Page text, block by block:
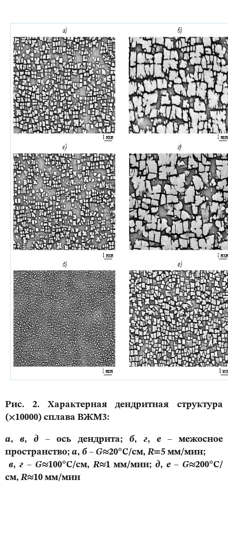
Рис. 2. Характерная дендритная структура
(×10000) сплава ВЖМ3:
а, в, д – ось дендрита; б, г, е– межосное
пространство; а, б – G≈20°С/см,R=5 мм/мин;
в, г– G≈100°С/см,R≈1 мм/мин;д,е– G≈200°С/
см,R≈10 мм/мин